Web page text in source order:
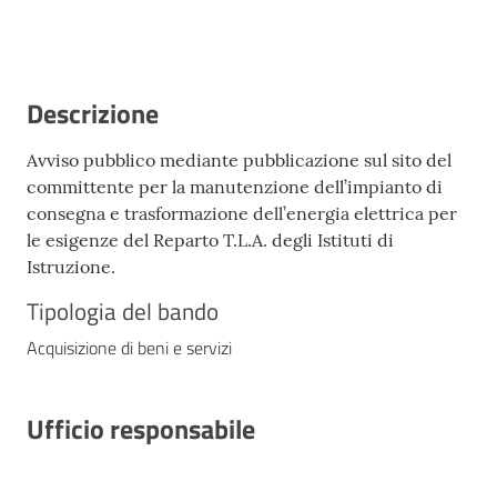
Descrizione
Avviso pubblico mediante pubblicazione sul sito del
committente per la manutenzione dell’impianto di
consegna e trasformazione dell’energia elettrica per
le esigenze del Reparto T.L.A. degli Istituti di
Istruzione.
Tipologia del bando
Acquisizione di beni e servizi
Ufficio responsabile